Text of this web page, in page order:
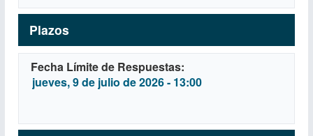
Plazos
Fecha Límite de Respuestas
jueves, 9 de julio de 2026 - 13:00